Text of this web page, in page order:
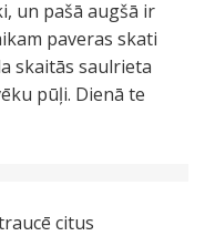
un pašā augšā ir
paveras skati
skaitās saulrieta
pūļi. Dienā te
citus